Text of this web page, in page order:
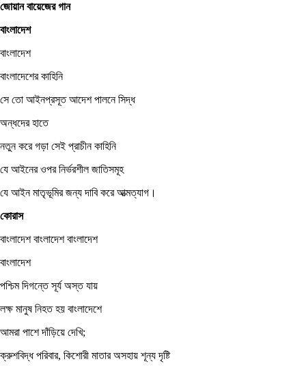
জোয়ান বায়েজের গান
বাংলাদেশ
বাংলাদেশ
বাংলাদেশের কাহিনি
সে তো আইনপ্রসূত আদেশ পালনে সিদ্ধ
অন্ধদের হাতে
নতুন করে গড়া সেই প্রাচীন কাহিনি
যে আইনের ওপর নির্ভরশীল জাতিসমূহ
যে আইন মাতৃভূমির জন্য দাবি করে আত্মত্যাগ।
কোরাস
বাংলাদেশ বাংলাদেশ বাংলাদেশ
বাংলাদেশ
পশ্চিম দিগন্তে সূর্য অস্ত যায়
লক্ষ মানুষ নিহত হয় বাংলাদেশে
আমরা পাশে দাঁড়িয়ে দেখি;
ক্রুশবিদ্ধ পরিবার, কিশোরী মাতার অসহায় শূন্য দৃষ্টি